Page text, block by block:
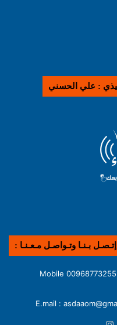
: علي الحسني
إتـصـل بـنـا وتـواصـل مـعـنـا :
E.mail :